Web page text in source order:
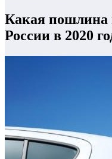
Какая пошлина
России в 2020